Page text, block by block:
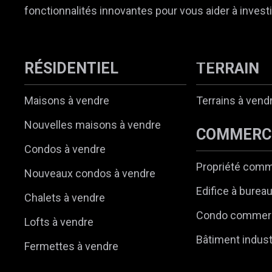
fonctionnalités innovantes pour vous aider à
RÉSIDENTIEL
Maisons à vendre
Nouvelles maisons à vendre
Condos à vendre
Nouveaux condos à vendre
Chalets à vendre
Lofts à vendre
Fermettes à vendre
TERRAIN
Terrains à
Propriété
Edifice à
Condo
Bâtiment